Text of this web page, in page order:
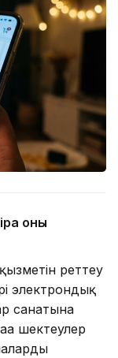
оны
реттеу
электрондық
санатына
шектеулер